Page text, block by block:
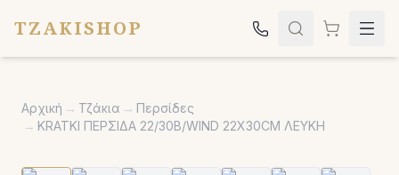
TZAKISHOP
Σόμπες
Αρχική → Τζάκια → Περσίδες
→ KRATKI ΠΕΡΣΙΔΑ 22/30B/WIND 22X30CM ΛΕΥΚΗ